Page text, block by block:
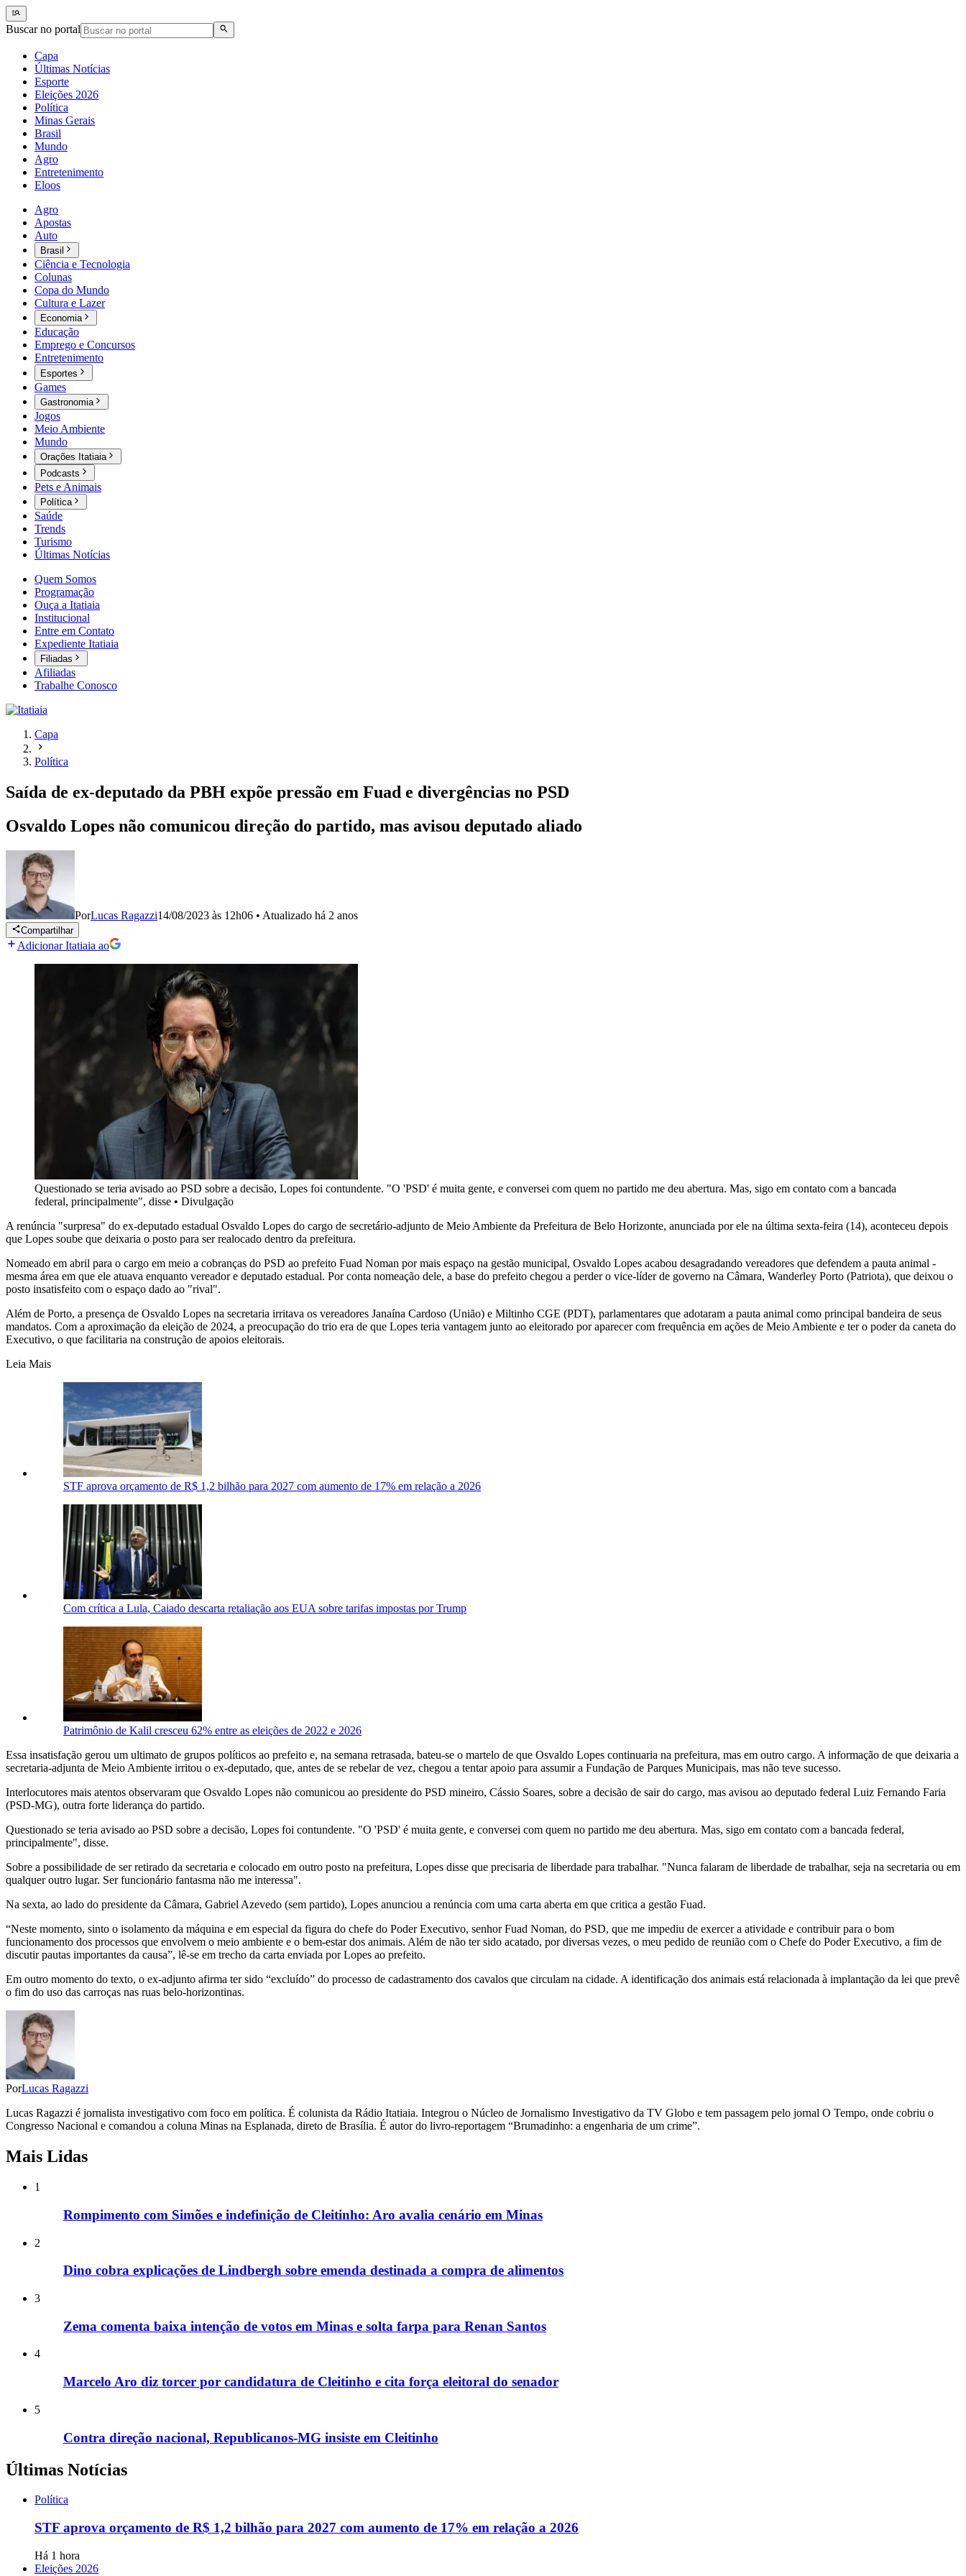
Buscar no portal
Capa
Últimas Notícias
Esporte
Eleições 2026
Política
Minas Gerais
Brasil
Mundo
Agro
Entretenimento
Eloos
Agro
Apostas
Auto
Brasil
Ciência e Tecnologia
Colunas
Copa do Mundo
Cultura e Lazer
Economia
Educação
Emprego e Concursos
Entretenimento
Esportes
Games
Gastronomia
Jogos
Meio Ambiente
Mundo
Orações Itatiaia
Podcasts
Pets e Animais
Política
Saúde
Trends
Turismo
Últimas Notícias
Quem Somos
Programação
Ouça a Itatiaia
Institucional
Entre em Contato
Expediente Itatiaia
Filiadas
Afiliadas
Trabalhe Conosco
Capa
Política
Saída de ex-deputado da PBH expõe pressão em Fuad e divergências no PSD
Osvaldo Lopes não comunicou direção do partido, mas avisou deputado aliado
PorLucas Ragazzi14/08/2023 às 12h06 • Atualizado há 2 anos
Compartilhar
Adicionar Itatiaia ao
Questionado se teria avisado ao PSD sobre a decisão, Lopes foi contundente. "O 'PSD' é muita gente, e conversei com quem no partido me deu abertura. Mas, sigo em contato com a bancada
federal, principalmente", disse • Divulgação
A renúncia "surpresa" do ex-deputado estadual Osvaldo Lopes do cargo de secretário-adjunto de Meio Ambiente da Prefeitura de Belo Horizonte, anunciada por ele na última sexta-feira (14), aconteceu depois
que Lopes soube que deixaria o posto para ser realocado dentro da prefeitura.
Nomeado em abril para o cargo em meio a cobranças do PSD ao prefeito Fuad Noman por mais espaço na gestão municipal, Osvaldo Lopes acabou desagradando vereadores que defendem a pauta animal -
mesma área em que ele atuava enquanto vereador e deputado estadual. Por conta nomeação dele, a base do prefeito chegou a perder o vice-líder de governo na Câmara, Wanderley Porto (Patriota), que deixou o
posto insatisfeito com o espaço dado ao "rival".
Além de Porto, a presença de Osvaldo Lopes na secretaria irritava os vereadores Janaína Cardoso (União) e Miltinho CGE (PDT), parlamentares que adotaram a pauta animal como principal bandeira de seus
mandatos. Com a aproximação da eleição de 2024, a preocupação do trio era de que Lopes teria vantagem junto ao eleitorado por aparecer com frequência em ações de Meio Ambiente e ter o poder da caneta do
Executivo, o que facilitaria na construção de apoios eleitorais.
Leia Mais
STF aprova orçamento de R$ 1,2 bilhão para 2027 com aumento de 17% em relação a 2026
Com crítica a Lula, Caiado descarta retaliação aos EUA sobre tarifas impostas por Trump
Patrimônio de Kalil cresceu 62% entre as eleições de 2022 e 2026
Essa insatisfação gerou um ultimato de grupos políticos ao prefeito e, na semana retrasada, bateu-se o martelo de que Osvaldo Lopes continuaria na prefeitura, mas em outro cargo. A informação de que deixaria a
secretaria-adjunta de Meio Ambiente irritou o ex-deputado, que, antes de se rebelar de vez, chegou a tentar apoio para assumir a Fundação de Parques Municipais, mas não teve sucesso.
Interlocutores mais atentos observaram que Osvaldo Lopes não comunicou ao presidente do PSD mineiro, Cássio Soares, sobre a decisão de sair do cargo, mas avisou ao deputado federal Luiz Fernando Faria
(PSD-MG), outra forte liderança do partido.
Questionado se teria avisado ao PSD sobre a decisão, Lopes foi contundente. "O 'PSD' é muita gente, e conversei com quem no partido me deu abertura. Mas, sigo em contato com a bancada federal,
principalmente", disse.
Sobre a possibilidade de ser retirado da secretaria e colocado em outro posto na prefeitura, Lopes disse que precisaria de liberdade para trabalhar. "Nunca falaram de liberdade de trabalhar, seja na secretaria ou em
qualquer outro lugar. Ser funcionário fantasma não me interessa".
Na sexta, ao lado do presidente da Câmara, Gabriel Azevedo (sem partido), Lopes anunciou a renúncia com uma carta aberta em que critica a gestão Fuad.
“Neste momento, sinto o isolamento da máquina e em especial da figura do chefe do Poder Executivo, senhor Fuad Noman, do PSD, que me impediu de exercer a atividade e contribuir para o bom
funcionamento dos processos que envolvem o meio ambiente e o bem-estar dos animais. Além de não ter sido acatado, por diversas vezes, o meu pedido de reunião com o Chefe do Poder Executivo, a fim de
discutir pautas importantes da causa”, lê-se em trecho da carta enviada por Lopes ao prefeito.
Em outro momento do texto, o ex-adjunto afirma ter sido “excluído” do processo de cadastramento dos cavalos que circulam na cidade. A identificação dos animais está relacionada à implantação da lei que prevê
o fim do uso das carroças nas ruas belo-horizontinas.
PorLucas Ragazzi
Lucas Ragazzi é jornalista investigativo com foco em política. É colunista da Rádio Itatiaia. Integrou o Núcleo de Jornalismo Investigativo da TV Globo e tem passagem pelo jornal O Tempo, onde cobriu o
Congresso Nacional e comandou a coluna Minas na Esplanada, direto de Brasília. É autor do livro-reportagem “Brumadinho: a engenharia de um crime”.
Mais Lidas
1
Rompimento com Simões e indefinição de Cleitinho: Aro avalia cenário em Minas
2
Dino cobra explicações de Lindbergh sobre emenda destinada a compra de alimentos
3
Zema comenta baixa intenção de votos em Minas e solta farpa para Renan Santos
4
Marcelo Aro diz torcer por candidatura de Cleitinho e cita força eleitoral do senador
5
Contra direção nacional, Republicanos-MG insiste em Cleitinho
Últimas Notícias
Política
STF aprova orçamento de R$ 1,2 bilhão para 2027 com aumento de 17% em relação a 2026
Há 1 hora
Eleições 2026